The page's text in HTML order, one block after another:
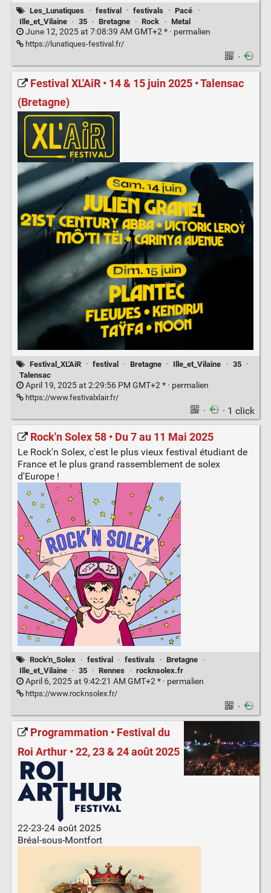
Les_Lunatiques · festival · festivals · Pacé
·
Ille_et_Vilaine
· 35 · Bretagne · Rock · Metal
June 12, 2025 at 7:08:39 AM GMT+2 * · permalien
https://lunatiques-festival.fr/
·
Festival XL'AiR • 14 & 15 juin 2025 • Talensac
(Bretagne)
Festival_XL'AiR · festival · Bretagne · Ille_et_Vilaine · 35
·
Talensac
April 19, 2025 at 2:29:56 PM GMT+2 * · permalien
https://www.festivalxlair.fr/
· · 1 click
Rock'n Solex 58 • Du 7 au 11 Mai 2025
Le Rock'n Solex, c'est le plus vieux festival étudiant de
France et le plus grand rassemblement de solex
d'Europe !
Rock'n_Solex · festival · festivals · Bretagne
·
Ille_et_Vilaine
· 35 · Rennes · rocknsolex.fr
April 6, 2025 at 9:42:21 AM GMT+2 * · permalien
https://www.rocknsolex.fr/
·
Programmation • Festival du
Roi Arthur • 22, 23 & 24 août 2025
22-23-24 août 2025
Bréal-sous-Montfort